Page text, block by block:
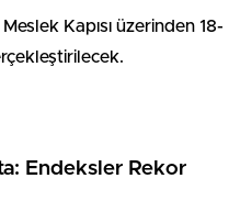
Kapısı üzerinden 18-
Endeksler Rekor